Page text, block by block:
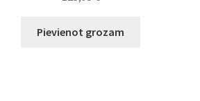
Pievienot grozam